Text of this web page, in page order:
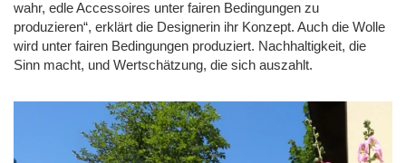
wahr, edle Accessoires unter fairen Bedingungen zu
produzieren“, erklärt die Designerin ihr Konzept. Auch die Wolle
wird unter fairen Bedingungen produziert. Nachhaltigkeit, die
Sinn macht, und Wertschätzung, die sich auszahlt.